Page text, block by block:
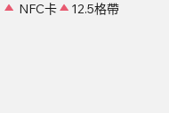
NFC卡
12.5格帶